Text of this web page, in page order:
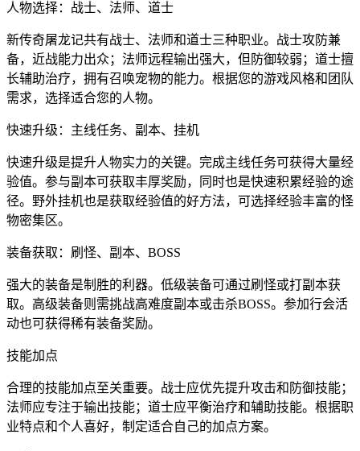
人物选择：战士、法师、道士
新传奇屠龙记共有战士、法师和道士三种职业。战士攻防兼
备，近战能力出众；法师远程输出强大，但防御较弱；道士擅
长辅助治疗，拥有召唤宠物的能力。根据您的游戏风格和团队
需求，选择适合您的人物。
快速升级：主线任务、副本、挂机
快速升级是提升人物实力的关键。完成主线任务可获得大量经
验值。参与副本可获取丰厚奖励，同时也是快速积累经验的途
径。野外挂机也是获取经验值的好方法，可选择经验丰富的怪
物密集区。
装备获取：刷怪、副本、BOSS
强大的装备是制胜的利器。低级装备可通过刷怪或打副本获
取。高级装备则需挑战高难度副本或击杀BOSS。参加行会活
动也可获得稀有装备奖励。
技能加点
合理的技能加点至关重要。战士应优先提升攻击和防御技能；
法师应专注于输出技能；道士应平衡治疗和辅助技能。根据职
业特点和个人喜好，制定适合自己的加点方案。